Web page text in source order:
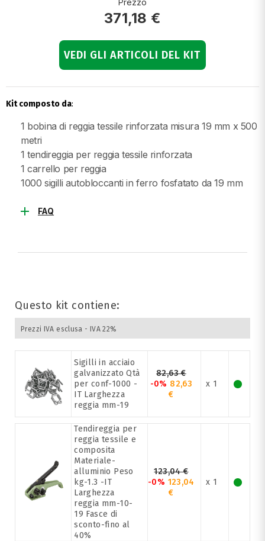
Prezzo
371,18 €
VEDI GLI ARTICOLI DEL KIT
Kit composto da:
1 bobina di reggia tessile rinforzata misura 19 mm x 500
metri
1 tendireggia per reggia tessile rinforzata
1 carrello per reggia
1000 sigilli autobloccanti in ferro fosfatato da 19 mm
add FAQ
Questo kit contiene:
Prezzi IVA esclusa - IVA 22%
Sigilli in acciaio
galvanizzato Qtà
per conf-1000 -
IT Larghezza
reggia mm-19
82,63 €
-0% 82,63
€
x 1
Tendireggia per
reggia tessile e
composita
Materiale-
alluminio Peso
kg-1.3 -IT
Larghezza
reggia mm-10-
19 Fasce di
sconto-fino al
40%
123,04 €
-0% 123,04
€
x 1